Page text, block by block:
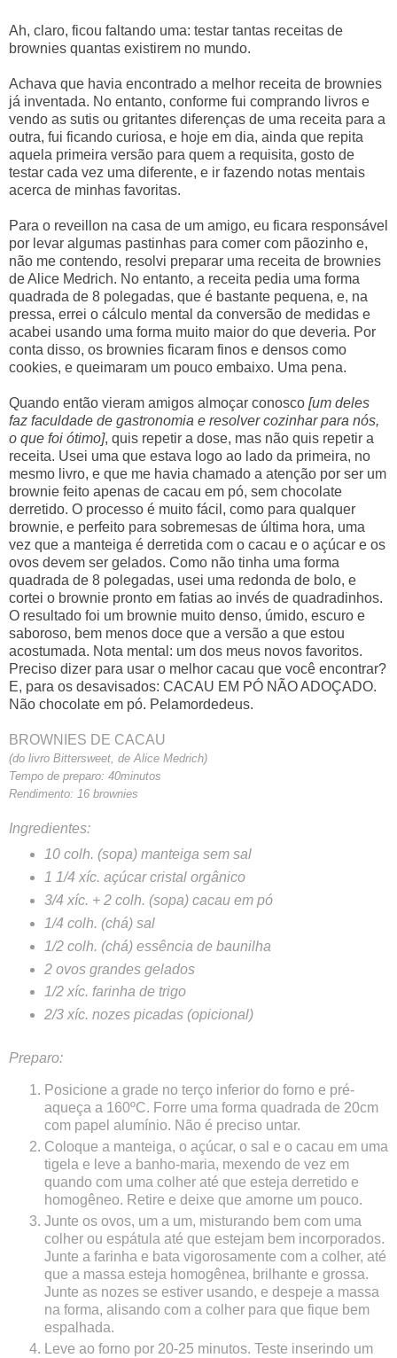
Ah, claro, ficou faltando uma: testar tantas receitas de
brownies quantas existirem no mundo.
Achava que havia encontrado a melhor receita de brownies
já inventada. No entanto, conforme fui comprando livros e
vendo as sutis ou gritantes diferenças de uma receita para a
outra, fui ficando curiosa, e hoje em dia, ainda que repita
aquela primeira versão para quem a requisita, gosto de
testar cada vez uma diferente, e ir fazendo notas mentais
acerca de minhas favoritas.
Para o reveillon na casa de um amigo, eu ficara responsável
por levar algumas pastinhas para comer com pãozinho e,
não me contendo, resolvi preparar uma receita de brownies
de Alice Medrich. No entanto, a receita pedia uma forma
quadrada de 8 polegadas, que é bastante pequena, e, na
pressa, errei o cálculo mental da conversão de medidas e
acabei usando uma forma muito maior do que deveria. Por
conta disso, os brownies ficaram finos e densos como
cookies, e queimaram um pouco embaixo. Uma pena.
Quando então vieram amigos almoçar conosco [um deles
faz faculdade de gastronomia e resolver cozinhar para nós,
o que foi ótimo], quis repetir a dose, mas não quis repetir a
receita. Usei uma que estava logo ao lado da primeira, no
mesmo livro, e que me havia chamado a atenção por ser um
brownie feito apenas de cacau em pó, sem chocolate
derretido. O processo é muito fácil, como para qualquer
brownie, e perfeito para sobremesas de última hora, uma
vez que a manteiga é derretida com o cacau e o açúcar e os
ovos devem ser gelados. Como não tinha uma forma
quadrada de 8 polegadas, usei uma redonda de bolo, e
cortei o brownie pronto em fatias ao invés de quadradinhos.
O resultado foi um brownie muito denso, úmido, escuro e
saboroso, bem menos doce que a versão a que estou
acostumada. Nota mental: um dos meus novos favoritos.
Preciso dizer para usar o melhor cacau que você encontrar?
E, para os desavisados: CACAU EM PÓ NÃO ADOÇADO.
Não chocolate em pó. Pelamordedeus.
BROWNIES DE CACAU
(do livro Bittersweet, de Alice Medrich)
Tempo de preparo: 40minutos
Rendimento: 16 brownies
Ingredientes:
10 colh. (sopa) manteiga sem sal
1 1/4 xíc. açúcar cristal orgânico
3/4 xíc. + 2 colh. (sopa) cacau em pó
1/4 colh. (chá) sal
1/2 colh. (chá) essência de baunilha
2 ovos grandes gelados
1/2 xíc. farinha de trigo
2/3 xíc. nozes picadas (opicional)
Preparo:
Posicione a grade no terço inferior do forno e pré-
aqueça a 160ºC. Forre uma forma quadrada de 20cm
com papel alumínio. Não é preciso untar.
Coloque a manteiga, o açúcar, o sal e o cacau em uma
tigela e leve a banho-maria, mexendo de vez em
quando com uma colher até que esteja derretido e
homogêneo. Retire e deixe que amorne um pouco.
Junte os ovos, um a um, misturando bem com uma
colher ou espátula até que estejam bem incorporados.
Junte a farinha e bata vigorosamente com a colher, até
que a massa esteja homogênea, brilhante e grossa.
Junte as nozes se estiver usando, e despeje a massa
na forma, alisando com a colher para que fique bem
espalhada.
Leve ao forno por 20-25 minutos. Teste inserindo um